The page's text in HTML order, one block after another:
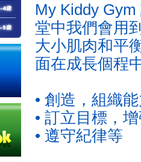
My Kiddy
堂中我們會用
大小肌肉和平
面在成長個程
• 創造，組織
• 訂立目標，
• 遵守紀律等